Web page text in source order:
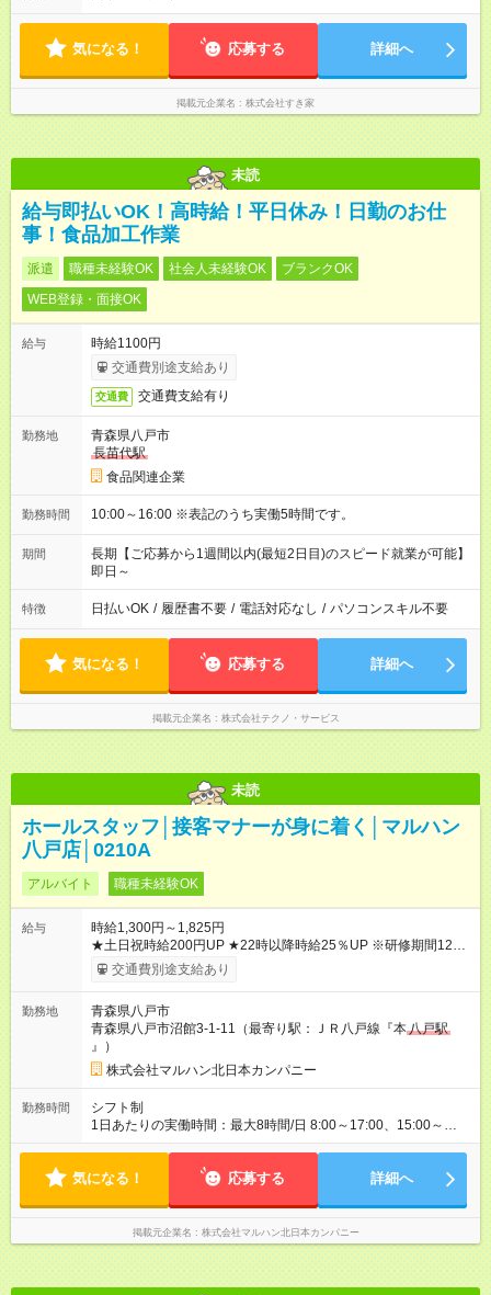
す。
気になる！ 応募する 詳細へ
掲載元企業名 株式会社すき家
未読
給与即払いOK！高時給！平日休み！日勤のお仕
事！食品加工作業
派遣 職種未経験OK 社会人未経験OK
ブランクOK
WEB登録・面接OK
給与
時給1100円
交通費別途支給あり
交通費 交通費支給有り
勤務地
青森県八戸市
長苗代駅
食品関連企業
勤務時間 10:00～16:00 ※表記のうち実働5時間です。
期間
長期【ご応募から1週間以内(最短2日目)のスピード就業が可能】
即日～
特徴 日払いOK / 履歴書不要 / 電話対応なし / パソコンスキル不要
気になる！ 応募する 詳細へ
掲載元企業名 株式会社テクノ・サービス
未読
ホールスタッフ│接客マナーが身に着く│マルハン
八戸店│0210A
アルバイト 職種未経験OK
給与
時給1,300円～1,825円
★土日祝時給200円UP ★22時以降時給25％UP ※研修期間125時
間(最大250時間)までは、時給1250円 【試用期間】試用期間な
交通費別途支給あり
勤務地
青森県八戸市
青森県八戸市沼館3-1-11（最寄り駅：ＪＲ八戸線『本八戸駅
』）
株式会社マルハン北日本カンパニー
勤務時間
シフト制
1日あたりの実働時間：最大8時間/日 8:00～17:00、15:00～
24:00 実働1日4時間 ・最低勤務日数：週2日 ★フリーター・学
気になる！ 応募する 詳細へ
掲載元企業名 株式会社マルハン北日本カンパニー